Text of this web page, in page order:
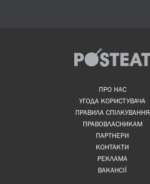
ПРО НАС
УГОДА КОРИСТУВАЧА
ПРАВИЛА СПІЛКУВАННЯ
ПРАВОВЛАСНИКАМ
ПАРТНЕРИ
КОНТАКТИ
РЕКЛАМА
ВАКАНСІЇ